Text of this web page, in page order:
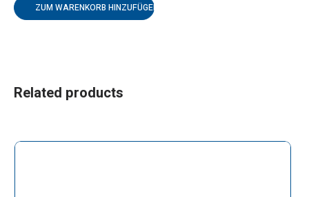
ZUM WARENKORB HINZUFÜGEN
Related products